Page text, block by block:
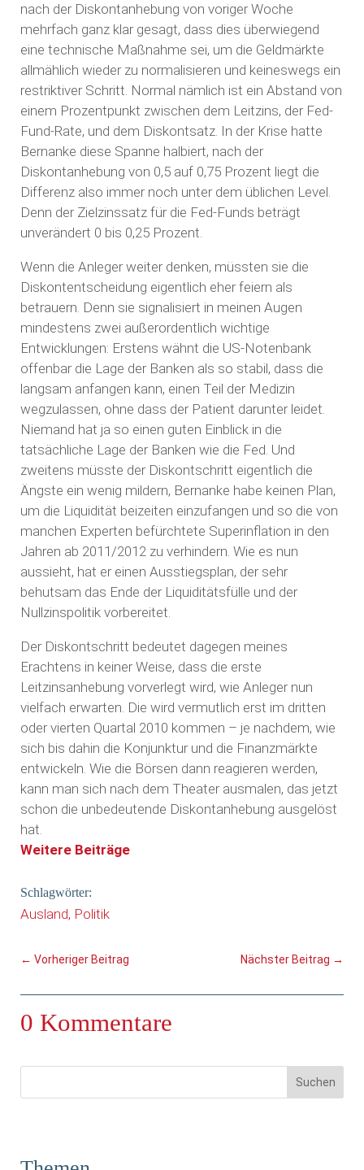
nach der Diskontanhebung von voriger Woche
mehrfach ganz klar gesagt, dass dies überwiegend
eine technische Maßnahme sei, um die Geldmärkte
allmählich wieder zu normalisieren und keineswegs ein
restriktiver Schritt. Normal nämlich ist ein Abstand von
einem Prozentpunkt zwischen dem Leitzins, der Fed-
Fund-Rate, und dem Diskontsatz. In der Krise hatte
Bernanke diese Spanne halbiert, nach der
Diskontanhebung von 0,5 auf 0,75 Prozent liegt die
Differenz also immer noch unter dem üblichen Level.
Denn der Zielzinssatz für die Fed-Funds beträgt
unverändert 0 bis 0,25 Prozent.
Wenn die Anleger weiter denken, müssten sie die
Diskontentscheidung eigentlich eher feiern als
betrauern. Denn sie signalisiert in meinen Augen
mindestens zwei außerordentlich wichtige
Entwicklungen: Erstens wähnt die US-Notenbank
offenbar die Lage der Banken als so stabil, dass die
langsam anfangen kann, einen Teil der Medizin
wegzulassen, ohne dass der Patient darunter leidet.
Niemand hat ja so einen guten Einblick in die
tatsächliche Lage der Banken wie die Fed. Und
zweitens müsste der Diskontschritt eigentlich die
Ängste ein wenig mildern, Bernanke habe keinen Plan,
um die Liquidität beizeiten einzufangen und so die von
manchen Experten befürchtete Superinflation in den
Jahren ab 2011/2012 zu verhindern. Wie es nun
aussieht, hat er einen Ausstiegsplan, der sehr
behutsam das Ende der Liquiditätsfülle und der
Nullzinspolitik vorbereitet.
Der Diskontschritt bedeutet dagegen meines
Erachtens in keiner Weise, dass die erste
Leitzinsanhebung vorverlegt wird, wie Anleger nun
vielfach erwarten. Die wird vermutlich erst im dritten
oder vierten Quartal 2010 kommen – je nachdem, wie
sich bis dahin die Konjunktur und die Finanzmärkte
entwickeln. Wie die Börsen dann reagieren werden,
kann man sich nach dem Theater ausmalen, das jetzt
schon die unbedeutende Diskontanhebung ausgelöst
hat.
Weitere Beiträge
Schlagwörter:
Ausland Politik
← Vorheriger Beitrag Nächster Beitrag →
0 Kommentare